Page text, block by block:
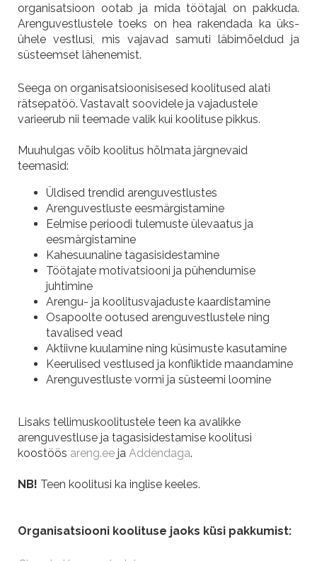
organisatsioon ootab ja mida töötajal on pakkuda.
Arenguvestlustele toeks on hea rakendada ka üks-
ühele vestlusi, mis vajavad samuti läbimõeldud ja
süsteemset lähenemist.
Seega on organisatsioonisisesed koolitused alati
rätsepatöö. Vastavalt soovidele ja vajadustele
varieerub nii teemade valik kui koolituse pikkus.
Muuhulgas võib koolitus hõlmata järgnevaid
teemasid:
Üldised trendid arenguvestlustes
Arenguvestluste eesmärgistamine
Eelmise perioodi tulemuste ülevaatus ja
eesmärgistamine
Kahesuunaline tagasisidestamine
Töötajate motivatsiooni ja pühendumise
juhtimine
Arengu- ja koolitusvajaduste kaardistamine
Osapoolte ootused arenguvestlustele ning
tavalised vead
Aktiivne kuulamine ning küsimuste kasutamine
Keerulised vestlused ja konfliktide maandamine
Arenguvestluste vormi ja süsteemi loomine
Lisaks tellimuskoolitustele teen ka avalikke
arenguvestluse ja tagasisidestamise koolitusi
koostöös areng.ee ja Addendaga.
NB! Teen koolitusi ka inglise keeles.
Organisatsiooni koolituse jaoks küsi pakkumist: